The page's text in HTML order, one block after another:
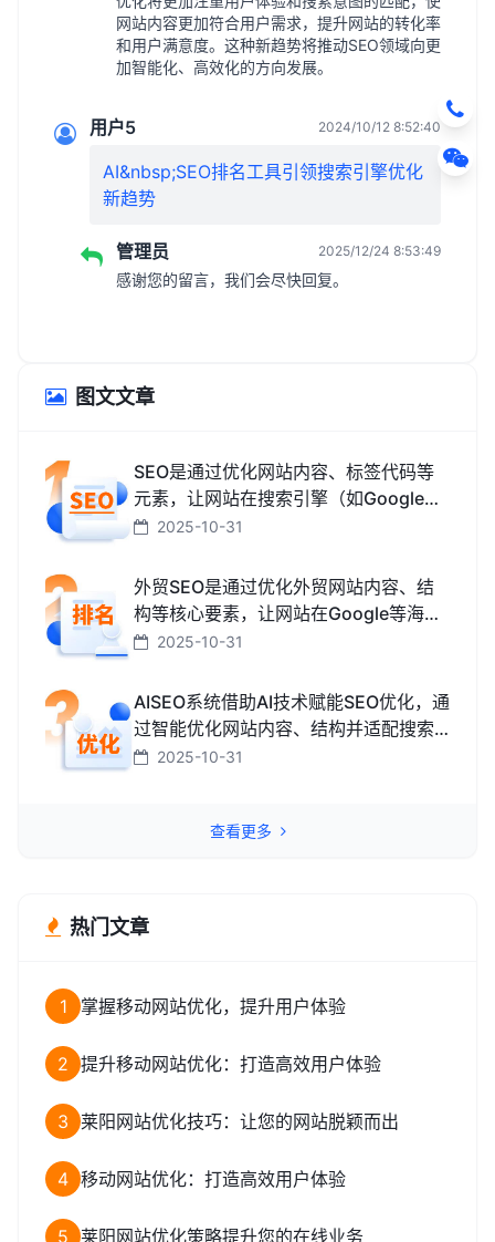
网站内容更加符合用户需求，提升网站的转化率
和用户满意度。这种新趋势将推动SEO领域向更
加智能化、高效化的方向发展。
用户5 2024/10/12 8:52:40
AI&nbsp;SEO排名工具引领搜索引擎优化
新趋势
管理员 2025/12/24 8:53:49
感谢您的留言，我们会尽快回复。
图文文章
SEO是通过优化网站内容、标签代码等
元素，让网站在搜索引擎（如Google、
百度、搜狗、必应）中排名更靠前，从
2025-10-31
外贸SEO是通过优化外贸网站内容、结
构等核心要素，让网站在Google等海外
搜索引擎中排名靠前，获取海外精准流
2025-10-31
AISEO系统借助AI技术赋能SEO优化，通
过智能优化网站内容、结构并适配搜索
引擎规则，助力网站快速提升排名，从
2025-10-31
查看更多
热门文章
1 掌握移动网站优化，提升用户体验
2 提升移动网站优化：打造高效用户体验
3 莱阳网站优化技巧：让您的网站脱颖而出
4 移动网站优化：打造高效用户体验
5 莱阳网站优化策略提升您的在线业务